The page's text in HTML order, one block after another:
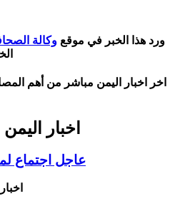
ورد هذا الخبر في موقع وكالة
اخر اخبار اليمن مباشر من أهم
اخبار
عاجل اجتماع